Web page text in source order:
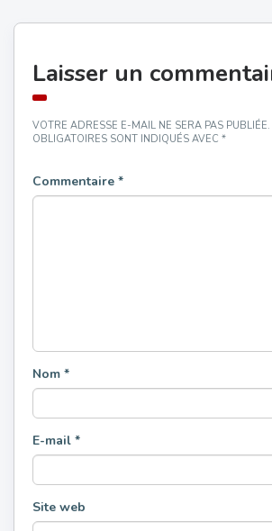
Laisser un
VOTRE ADRESSE E-MAIL NE SERA PAS PUBLIÉE.
OBLIGATOIRES SONT INDIQUÉS AVEC *
Commentaire *
Nom *
E-mail *
Site web